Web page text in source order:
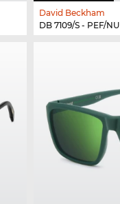
David Beckham
DB 7109/S - PEF/NU